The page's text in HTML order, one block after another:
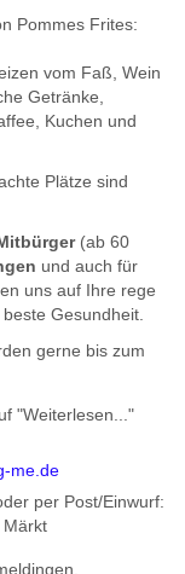
Pommes Frites:
vom Faß, Wein
Getränke,
Kuchen und
Plätze sind
(ab 60
und auch für
uns auf Ihre rege
Gesundheit.
gerne bis zum
"Weiterlesen..."
me.de
per Post/Einwurf:
Märkt